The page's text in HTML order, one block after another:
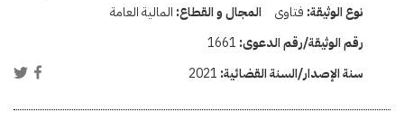
نوع الوثيقة: فتاوى المجال و القطاع: المالية العامة
رقم الوثيقة/رقم الدعوى: 1661
سنة الإصدار/السنة القضائية: 2021